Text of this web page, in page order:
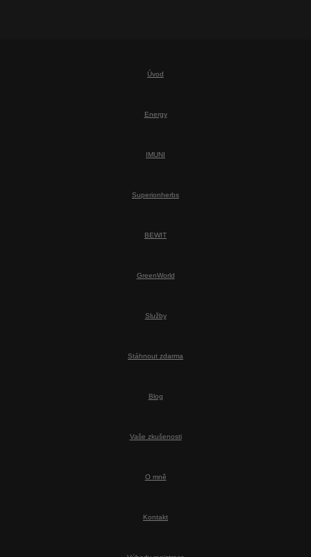
Úvod
Energy
IMUNI
Superionherbs
BEWIT
GreenWorld
Služby
Stáhnout zdarma
Blog
Vaše zkušenosti
O mně
Kontakt